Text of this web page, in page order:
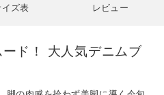
イズ表 レビュー
ド！ 大人気デニムブ